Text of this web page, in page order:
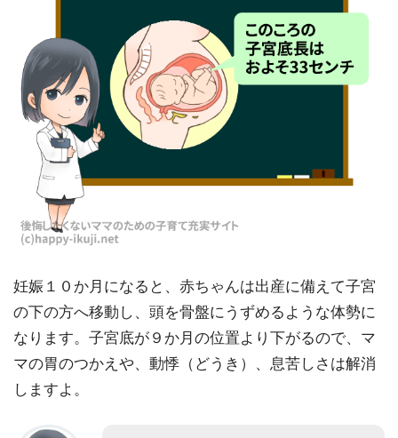
妊娠１０か月になると、赤ちゃんは出産に備えて子宮
の下の方へ移動し、頭を骨盤にうずめるような体勢に
なります。子宮底が９か月の位置より下がるので、マ
マの胃のつかえや、動悸（どうき）、息苦しさは解消
しますよ。